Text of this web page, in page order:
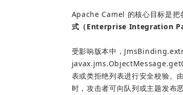
Apache Camel 的核心目标是把
式（Enterprise Integration
受影响版本中，
表或类拒绝列表进行安全校验
时，攻击者可向队列或主题发